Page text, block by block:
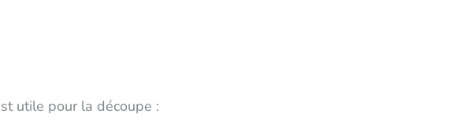
utile pour la découpe :